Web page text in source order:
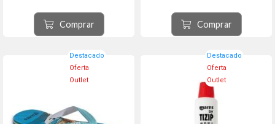
125 ml.
Comprar Comprar
Destacado
Oferta
Outlet
Destacado
Oferta
Outlet